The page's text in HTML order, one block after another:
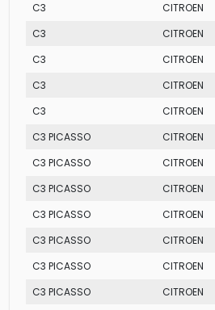
C3
CITROEN
C3
CITROEN
C3
CITROEN
C3
CITROEN
C3
CITROEN
C3 PICASSO
CITROEN
C3 PICASSO
CITROEN
C3 PICASSO
CITROEN
C3 PICASSO
CITROEN
C3 PICASSO
CITROEN
C3 PICASSO
CITROEN
C3 PICASSO
CITROEN